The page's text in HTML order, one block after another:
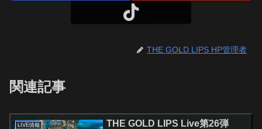
THE GOLD LIPS HP管理者
関連記事
LIVE情報
THE GOLD LIPS Live第26弾